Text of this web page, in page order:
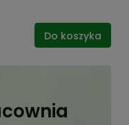
Do koszyka